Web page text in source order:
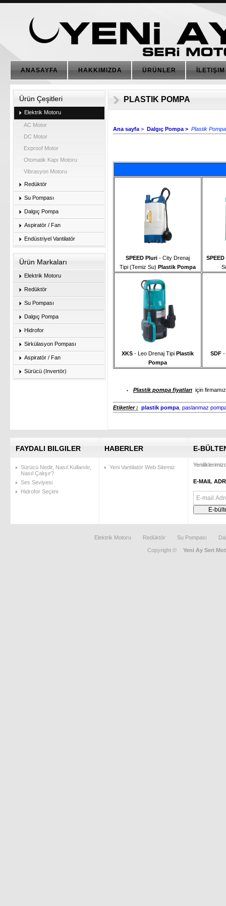
ANASAYFA HAKKIMIZDA ÜRÜNLER İLETIŞIM
Ürün Çeşitleri
Elektrik Motoru
AC Motor
DC Motor
Exproof Motor
Otomatik Kapı Motoru
Vibrasyon Motoru
Redüktör
Su Pompası
Dalgıç Pompa
Aspiratör / Fan
Endüstriyel Vantilatör
Ürün Markaları
Elektrik Motoru
Redüktör
Su Pompası
Dalgıç Pompa
Hidrofor
Sirkülasyon Pompası
Aspiratör / Fan
Sürücü (Invertör)
PLASTIK POMPA
Ana sayfa > Dalgıç Pompa > Plastik
SPEED Pluri - City Drenaj
Tipi (Temiz Su) Plastik Pompa
SPEED
XKS - Leo Drenaj Tipi Plastik
Pompa
SDF -
Plastik pompa fiyatları için
Etiketler : plastik pompa paslanmaz
FAYDALI BILGILER
Sürücü Nedir, Nasıl Kullanılır,
Nasıl Çalışır?
Ses Seviyesi
Hidrofor Seçimi
HABERLER
Yeni Vantilatör Web Sitemiz
E-
E-MAIL
Elektrik Motoru Redüktör Su Pompası
Copyright © Yeni Ay Seri